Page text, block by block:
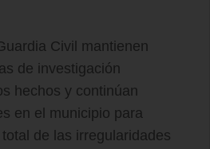
Civil mantienen
de investigación
hechos y continúan
en el municipio para
de las irregularidades